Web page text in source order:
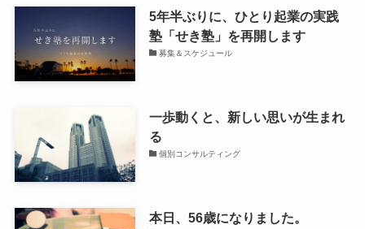
5年半ぶりに、ひとり起業の実践
塾「せき塾」を再開します
募集＆スケジュール
一歩動くと、新しい思いが生まれ
る
個別コンサルティング
本日、56歳になりました。